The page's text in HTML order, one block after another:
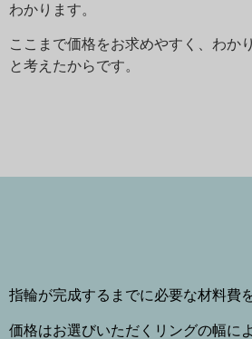
わかります。
ここまで価格をお求めやすく、わか
と考えたからです。
指輪が完成するまでに必要な材料費
価格はお選びいただくリングの幅に